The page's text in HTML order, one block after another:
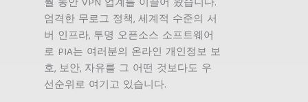
엄격한 무로그 정책, 세계적 수준의 서
버 인프라, 투명 오픈소스 소프트웨어
로 PIA는 여러분의 온라인 개인정보 보
호, 보안, 자유를 그 어떤 것보다도 우
선순위로 여기고 있습니다.